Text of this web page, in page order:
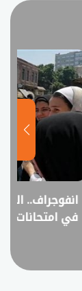
انفوجراف..
في امتحانات